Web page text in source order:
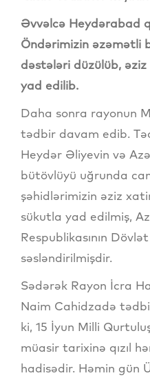
Əvvəlcə Heydərabad
Öndərimizin əzəmətli
dəstələri düzülüb,
yad edilib.
Daha sonra rayonun
tədbir davam edib.
Heydər Əliyevin və
bütövlüyü uğrunda
şəhidlərimizin əziz
sükutla yad edilmiş,
Respublikasının
səsləndirilmişdir.
Sədərək Rayon İcra
Naim Cahidzadə
ki, 15 İyun Milli
müasir tarixinə qızıl
hadisədir. Həmin gün